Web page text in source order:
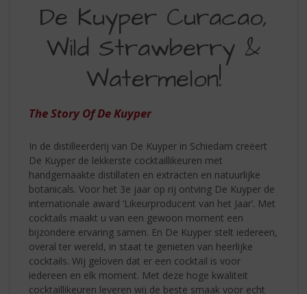
ZOMERMIX
MET
KUYPER
WILD
STRAWBERRY
WATERMELON
De Kuyper Curacao,
Wild Strawberry &
Watermelon!
The Story Of De Kuyper
In de distilleerderij van De Kuyper in Schiedam creëert
De Kuyper de lekkerste cocktaillikeuren met
handgemaakte distillaten en extracten en natuurlijke
botanicals. Voor het 3e jaar op rij ontving De Kuyper de
internationale award ‘Likeurproducent van het Jaar’. Met
cocktails maakt u van een gewoon moment een
bijzondere ervaring samen. En De Kuyper stelt iedereen,
overal ter wereld, in staat te genieten van heerlijke
cocktails. Wij geloven dat er een cocktail is voor
iedereen en elk moment. Met deze hoge kwaliteit
cocktaillikeuren leveren wij de beste smaak voor echt